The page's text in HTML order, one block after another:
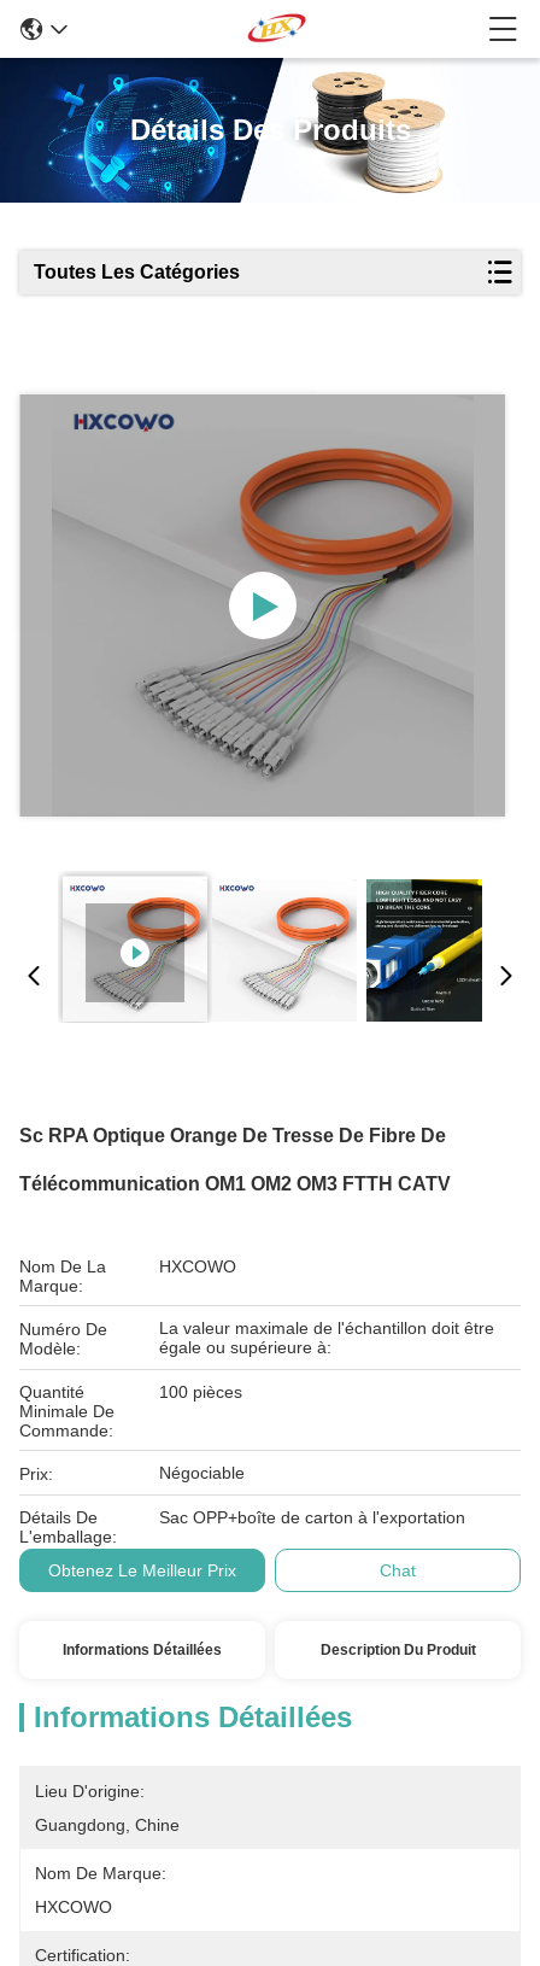
Détails Des Produits
Toutes Les Catégories
Sc RPA Optique Orange De Tresse De Fibre De
Télécommunication OM1 OM2 OM3 FTTH CATV
Nom De La
Marque:
HXCOWO
Numéro De
Modèle:
La valeur maximale de l'échantillon doit être
égale ou supérieure à:
Quantité
Minimale De
Commande:
100 pièces
Prix: Négociable
Détails De
L'emballage:
Sac OPP+boîte de carton à l'exportation
Obtenez Le Meilleur Prix Chat
Informations Détaillées Description Du Produit
Informations Détaillées
Lieu D'origine:
Guangdong, Chine
Nom De Marque:
HXCOWO
Certification: